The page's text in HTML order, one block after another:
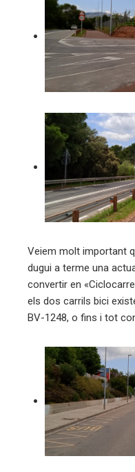
Veiem molt important
dugui a terme una
convertir en
els dos carrils bici
BV-1248, o fins i tot